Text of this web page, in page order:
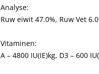
Analyse:
Ruw eiwit 47.0%, Ruw Vet
Vitaminen:
A – 4800 IU(IE)kg, D3 – 600